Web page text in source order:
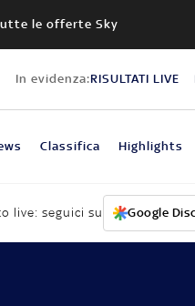
le offerte Sky
In evidenza:RISULTATI LIVE
Classifica Highlights
live: seguici su Google